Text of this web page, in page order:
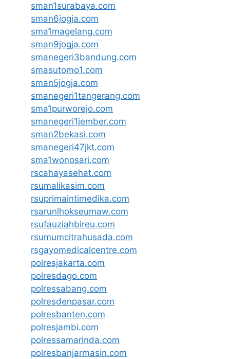
sman1surabaya.com
sman6jogja.com
sma1magelang.com
sman9jogja.com
smanegeri3bandung.com
smasutomo1.com
sman5jogja.com
smanegeri1tangerang.com
sma1purworejo.com
smanegeri1jember.com
sman2bekasi.com
smanegeri47jkt.com
sma1wonosari.com
rscahayasehat.com
rsumalikasim.com
rsuprimaintimedika.com
rsarunlhokseumaw.com
rsufauziahbireu.com
rsumumcitrahusada.com
rsgayomedicalcentre.com
polresjakarta.com
polresdago.com
polressabang.com
polresdenpasar.com
polresbanten.com
polresjambi.com
polressamarinda.com
polresbanjarmasin.com